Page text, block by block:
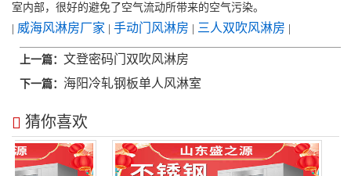
室内部，很好的避免了空气流动所带来的空气污染。
威海风淋房厂家 手动门风淋房 三人双吹风淋房
上一篇： 文登密码门双吹风淋房
下一篇： 海阳冷轧钢板单人风淋室
猜你喜欢